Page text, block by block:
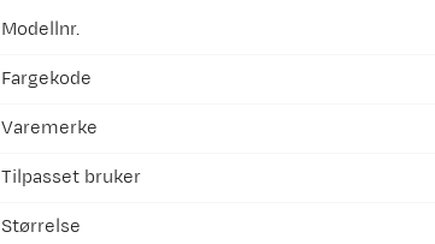
Modellnr.
Fargekode
Varemerke
Tilpasset bruker
Størrelse